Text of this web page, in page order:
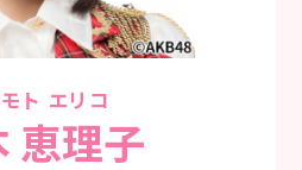
ト エリコ
恵理子